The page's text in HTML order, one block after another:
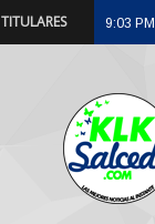
TITULARES 9:03 PM